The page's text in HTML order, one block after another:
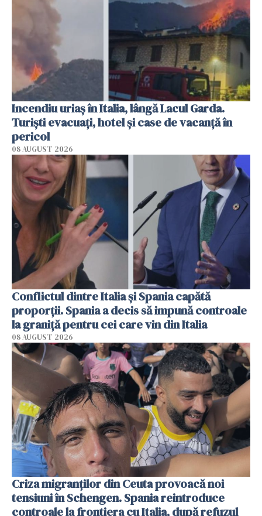
Incendiu uriaș în Italia, lângă Lacul Garda.
Turiști evacuați, hotel și case de vacanță în
pericol
08 AUGUST 2026
Conflictul dintre Italia și Spania capătă
proporții. Spania a decis să impună controale
la graniță pentru cei care vin din Italia
08 AUGUST 2026
Criza migranților din Ceuta provoacă noi
tensiuni în Schengen. Spania reintroduce
controale la frontiera cu Italia, după refuzul